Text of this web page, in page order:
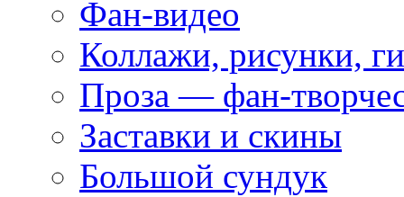
Фан-видео
Коллажи, рисунки,
Проза — фан-
Заставки и скины
Большой сундук